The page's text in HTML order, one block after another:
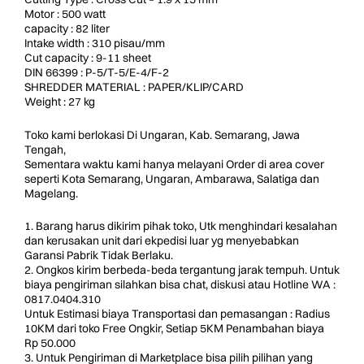
Motor : 500 watt
capacity : 82 liter
Intake width : 310 pisau/mm
Cut capacity : 9-11 sheet
DIN 66399 : P-5/T-5/E-4/F-2
SHREDDER MATERIAL : PAPER/KLIP/CARD
Weight : 27 kg
Toko kami berlokasi Di Ungaran, Kab. Semarang, Jawa
Tengah,
Sementara waktu kami hanya melayani Order di area cover
seperti Kota Semarang, Ungaran, Ambarawa, Salatiga dan
Magelang.
1. Barang harus dikirim pihak toko, Utk menghindari kesalahan
dan kerusakan unit dari ekpedisi luar yg menyebabkan
Garansi Pabrik Tidak Berlaku.
2. Ongkos kirim berbeda-beda tergantung jarak tempuh. Untuk
biaya pengiriman silahkan bisa chat, diskusi atau Hotline WA :
0817.0404.310
Untuk Estimasi biaya Transportasi dan pemasangan : Radius
10KM dari toko Free Ongkir, Setiap 5KM Penambahan biaya
Rp 50.000
3. Untuk Pengiriman di Marketplace bisa pilih pilihan yang